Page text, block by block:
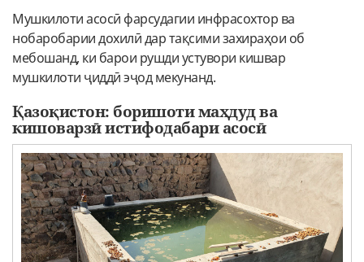
Мушкилоти асосӣ фарсудагии инфрасохтор ва
нобаробарии дохилӣ дар тақсими захираҳои об
мебошанд, ки барои рушди устувори кишвар
мушкилоти ҷиддӣ эҷод мекунанд.
Қазоқистон: боришоти маҳдуд ва
кишоварзӣ истифодабари асосӣ